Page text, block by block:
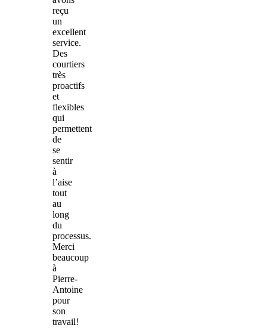
reçu
un
excellent
service.
Des
courtiers
très
proactifs
et
flexibles
qui
permettent
de
se
sentir
à
l’aise
tout
au
long
du
processus.
Merci
beaucoup
à
Pierre-
Antoine
pour
son
travail!